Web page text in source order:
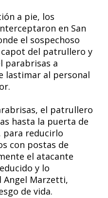
a pie, los
en San
el sospechoso
del patrullero y
parabrisas a
lastimar al personal
el patrullero
hasta la puerta de
para reducirlo
con postas de
el atacante
y lo
Angel Marzetti,
de vida.